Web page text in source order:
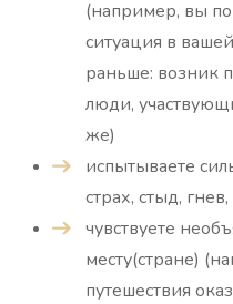
(например, вы
ситуация в
раньше: возник
люди,
же)
испытываете
страх, стыд,
чувствуете
месту(стране)
путешествия